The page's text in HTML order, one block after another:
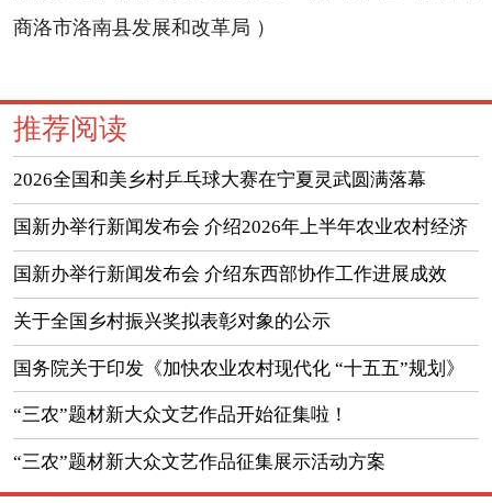
商洛市洛南县发展和改革局 ）
推荐阅读
2026全国和美乡村乒乓球大赛在宁夏灵武圆满落幕
国新办举行新闻发布会 介绍2026年上半年农业农村经济
运行情况
国新办举行新闻发布会 介绍东西部协作工作进展成效
（实录）
关于全国乡村振兴奖拟表彰对象的公示
国务院关于印发《加快农业农村现代化 “十五五”规划》
的通知
“三农”题材新大众文艺作品开始征集啦！
“三农”题材新大众文艺作品征集展示活动方案